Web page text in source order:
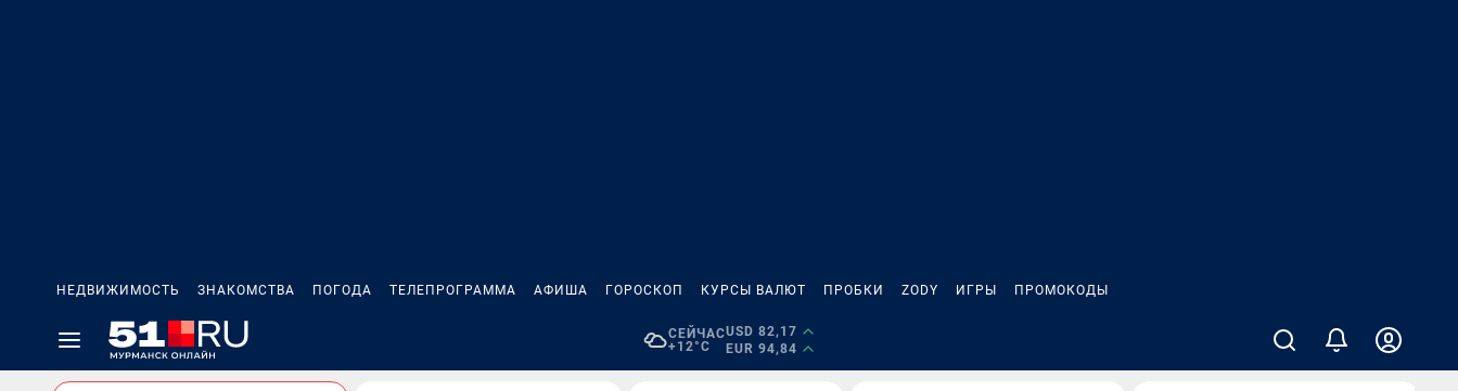
НЕДВИЖИМОСТЬ ЗНАКОМСТВА ПОГОДА ТЕЛЕПРОГРАММА АФИША ГОРОСКОП КУРСЫ ВАЛЮТ ПРОБКИ ZODY ИГРЫ ПРОМОКОДЫ
СЕЙЧАС
+12°C
USD 82,17
EUR 94,84